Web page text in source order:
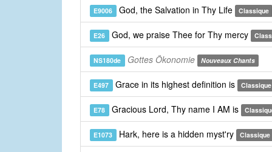
E9006 God, the Salvation in Thy Life Classique
E26 God, we praise Thee for Thy mercy
NS180de Gottes Ökonomie Nouveaux Chants
E497 Grace in its highest definition is Classique
E78 Gracious Lord, Thy name I AM is
E1073 Hark, here is a hidden myst'ry Classique